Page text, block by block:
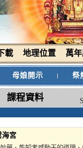
載 地理位置 萬
母娘開示 祭
課程資料
海宮